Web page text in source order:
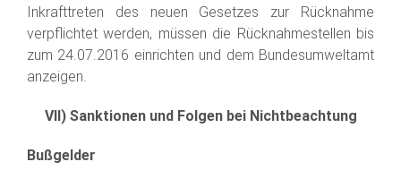
Inkrafttreten des neuen Gesetzes zur Rücknahme
verpflichtet werden, müssen die Rücknahmestellen bis
zum 24.07.2016 einrichten und dem Bundesumweltamt
anzeigen.
VII) Sanktionen und Folgen bei Nichtbeachtung
Bußgelder